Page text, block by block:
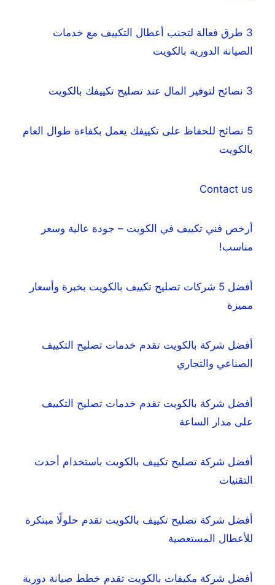
3 طرق فعالة لتجنب أعطال التكييف مع خدمات
الصيانة الدورية بالكويت
3 نصائح لتوفير المال عند تصليح تكييفك بالكويت
5 نصائح للحفاظ على تكييفك يعمل بكفاءة طوال العام
بالكويت
Contact us
أرخص فني تكييف في الكويت – جودة عالية وسعر
مناسب!
أفضل 5 شركات تصليح تكييف بالكويت بخبرة وأسعار
مميزة
أفضل شركة بالكويت تقدم خدمات تصليح التكييف
الصناعي والتجاري
أفضل شركة بالكويت تقدم خدمات تصليح التكييف
على مدار الساعة
أفضل شركة تصليح تكييف بالكويت باستخدام أحدث
التقنيات
أفضل شركة تصليح تكييف بالكويت تقدم حلولًا مبتكرة
للأعطال المستعصية
أفضل شركة مكيفات بالكويت تقدم خطط صيانة دورية